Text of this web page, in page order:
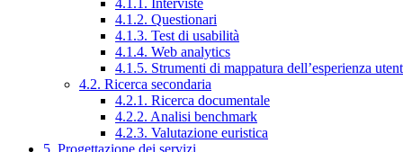
4.1.1. Interviste
4.1.2. Questionari
4.1.3. Test di usabilità
4.1.4. Web analytics
4.1.5. Strumenti di mappatura dell’esperienza
4.2. Ricerca secondaria
4.2.1. Ricerca documentale
4.2.2. Analisi benchmark
4.2.3. Valutazione euristica
5. Progettazione dei servizi